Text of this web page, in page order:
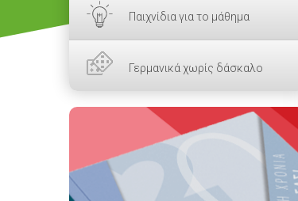
Παιχνίδια για το μάθημα
Γερμανικά χωρίς δάσκαλο